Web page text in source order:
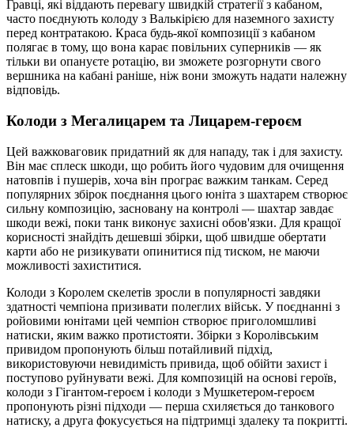
Гравці, які віддають перевагу швидкій стратегії з кабаном,
часто поєднують колоду з Валькірією для наземного захисту
перед контратакою. Краса будь-якої композиції з кабаном
полягає в тому, що вона карає повільних суперників — як
тільки ви опануєте ротацію, ви зможете розгорнути свого
вершника на кабані раніше, ніж вони зможуть надати належну
відповідь.
Колоди з Мегалицарем та Лицарем-героєм
Цей важковаговик придатний як для нападу, так і для захисту.
Він має сплеск шкоди, що робить його чудовим для очищення
натовпів і пушерів, хоча він програє важким танкам. Серед
популярних збірок поєднання цього юніта з шахтарем створює
сильну композицію, засновану на контролі — шахтар завдає
шкоди вежі, поки танк виконує захисні обов'язки. Для кращої
корисності знайдіть дешевші збірки, щоб швидше обертати
карти або не ризикувати опинитися під тиском, не маючи
можливості захиститися.
Колоди з Королем скелетів зросли в популярності завдяки
здатності чемпіона призивати полеглих військ. У поєднанні з
ройовими юнітами цей чемпіон створює приголомшливі
натиски, яким важко протистояти. Збірки з Королівським
привидом пропонують більш потайливий підхід,
використовуючи невидимість привида, щоб обійти захист і
поступово руйнувати вежі. Для композицій на основі героїв,
колоди з Гігантом-героєм і колоди з Мушкетером-героєм
пропонують різні підходи — перша схиляється до танкового
натиску, а друга фокусується на підтримці здалеку та покритті.